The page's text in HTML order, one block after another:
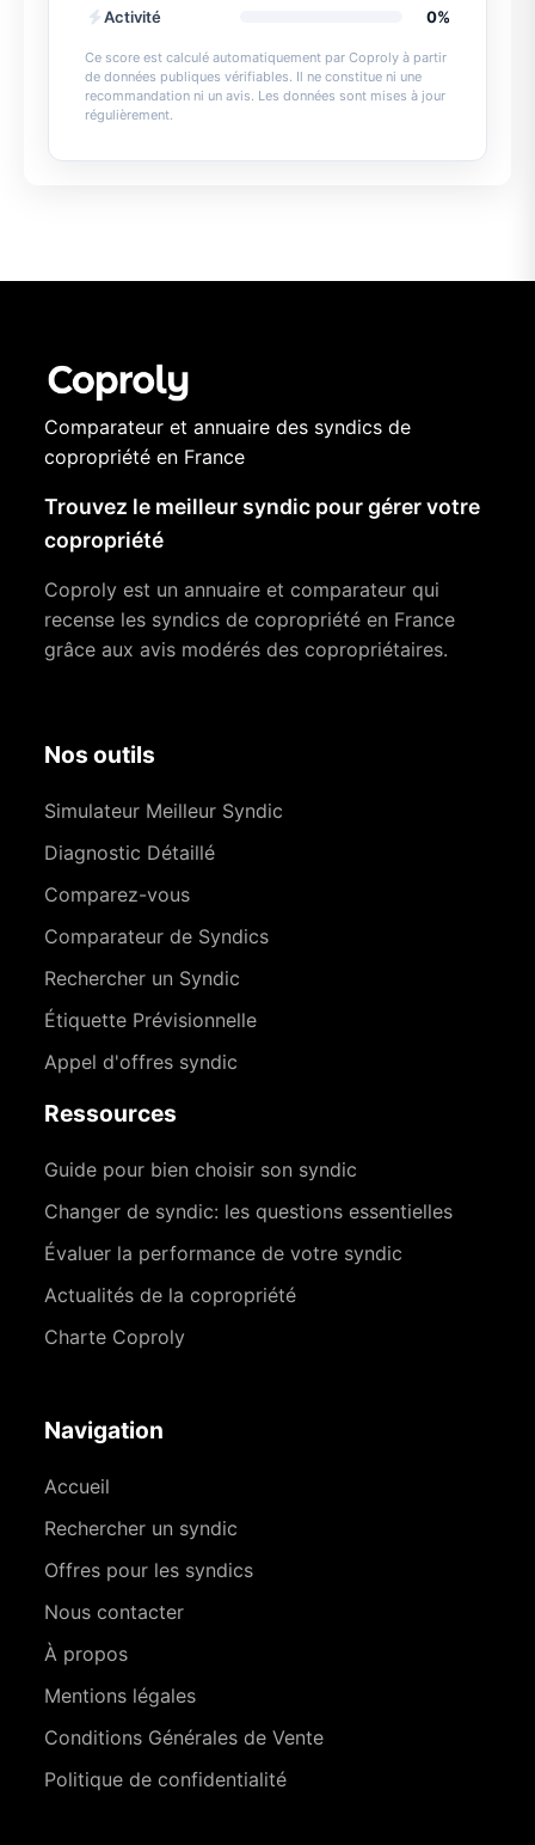
Activité
0%
Ce score est calculé automatiquement par Coproly à partir
de données publiques vérifiables. Il ne constitue ni une
recommandation ni un avis. Les données sont mises à jour
régulièrement.
Comparateur et annuaire des syndics de
copropriété en France
Trouvez le meilleur syndic pour gérer votre
copropriété
Coproly est un annuaire et comparateur qui
recense les syndics de copropriété en France
grâce aux avis modérés des copropriétaires.
Nos outils
Simulateur Meilleur Syndic
Diagnostic Détaillé
Comparez-vous
Comparateur de Syndics
Rechercher un Syndic
Étiquette Prévisionnelle
Appel d'offres syndic
Ressources
Guide pour bien choisir son syndic
Changer de syndic: les questions essentielles
Évaluer la performance de votre syndic
Actualités de la copropriété
Charte Coproly
Navigation
Accueil
Rechercher un syndic
Offres pour les syndics
Nous contacter
À propos
Mentions légales
Conditions Générales de Vente
Politique de confidentialité